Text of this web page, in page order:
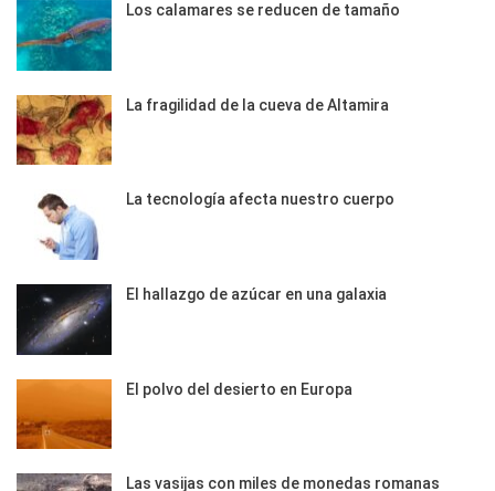
Los calamares se reducen de tamaño
La fragilidad de la cueva de Altamira
La tecnología afecta nuestro cuerpo
El hallazgo de azúcar en una galaxia
El polvo del desierto en Europa
Las vasijas con miles de monedas romanas